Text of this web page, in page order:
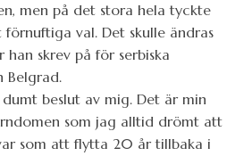
men på det stora hela tyckte
val. Det skulle ändras
han skrev på för serbiska
Belgrad.
beslut av mig. Det är min
som jag alltid drömt att
som att flytta 20 år tillbaka i